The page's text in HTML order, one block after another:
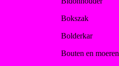
Bokszak
Bolderkar
Bouten en moeren